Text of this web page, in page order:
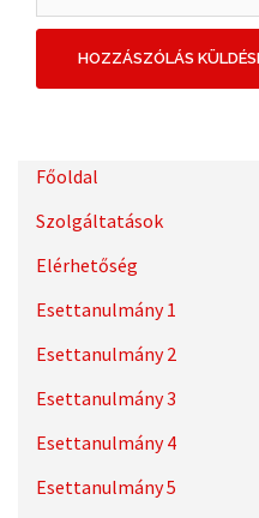
Főoldal
Szolgáltatások
Elérhetőség
Esettanulmány 1
Esettanulmány 2
Esettanulmány 3
Esettanulmány 4
Esettanulmány 5